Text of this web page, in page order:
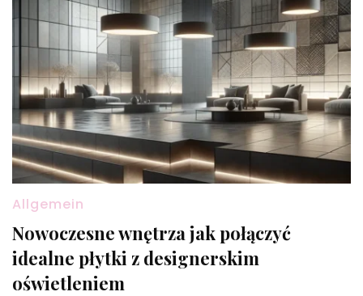
Allgemein
Nowoczesne wnętrza jak połączyć
idealne płytki z designerskim
oświetleniem